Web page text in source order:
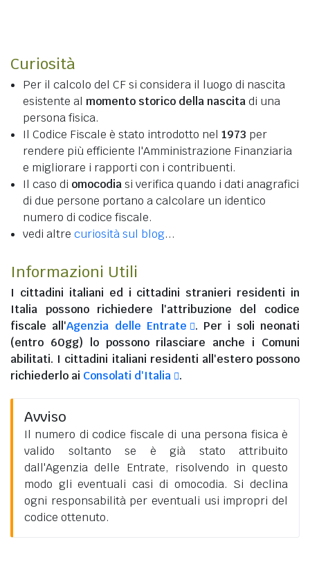
Curiosità
Per il calcolo del CF si considera il luogo di nascita
esistente al momento storico della nascitadi una
persona fisica.
Il Codice Fiscale è stato introdotto nel 1973 per
rendere più efficiente l'Amministrazione Finanziaria
e migliorare i rapporti con i contribuenti.
Il caso di omocodiasi verifica quando i dati anagrafici
di due persone portano a calcolare un identico
numero di codice fiscale.
vedi altre curiosità sul blog...
Informazioni Utili
I cittadini italiani ed i cittadini stranieri residenti in
Italia possono richiedere l'attribuzione del codice
fiscale all'Agenzia delle Entrate
. Per i soli neonati
(entro 60gg) lo possono rilasciare anche i Comuni
abilitati. I cittadini italiani residenti all'esteropossono
richiederlo ai Consolati d'Italia .
Avviso
Il numero di codice fiscale di una persona fisica è
valido soltanto se è già stato attribuito
dall'Agenzia delle Entrate, risolvendo in questo
modo gli eventuali casi di omocodia. Si declina
ogni responsabilità per eventuali usi impropri del
codice ottenuto.